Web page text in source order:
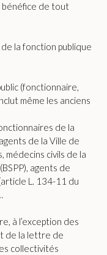
bénéfice de tout
la fonction publique
(fonctionnaire,
même les anciens
de la
de la Ville de
médecins civils de la
agents de
L. 134-11 du
à l’exception des
de la lettre de
collectivités